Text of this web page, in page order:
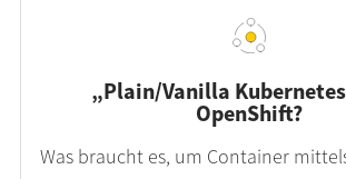
„Plain/Vanilla
OpenShift?
Was braucht es, um Container